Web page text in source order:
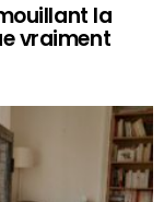
la
vraiment